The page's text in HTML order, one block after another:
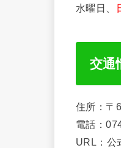
水曜日、
交通
住所：〒
電話：
URL：公